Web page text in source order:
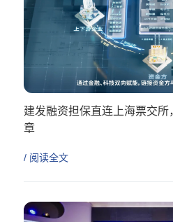
建发融资担保直连上海票交
章
/ 阅读全文